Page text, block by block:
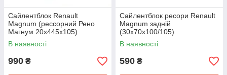
Сайлентблок Renault
Magnum (рессорний Рено
Магнум 20х445х105)
В наявності
990 ₴
Сайлентблок ресори Renault
Magnum задній
(30х70х100/105)
В наявності
590 ₴